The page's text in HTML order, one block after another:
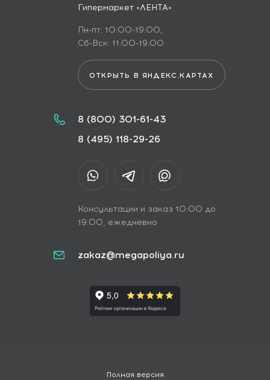
Гипермаркет «ЛЕНТА»
Пн-пт: 10:00-19:00,
Сб-Вск: 11:00-19:00
ОТКРЫТЬ В ЯНДЕКС.КАРТАХ
8 (800) 301-61-43
8 (495) 118-29-26
Консультации и заказ 10:00 до
19:00, ежедневно
zakaz@megapoliya.ru
Полная версия